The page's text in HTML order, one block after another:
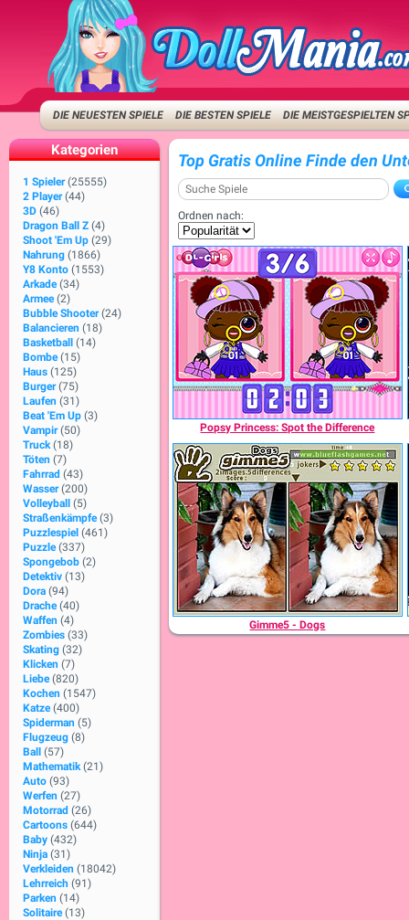
DIE NEUESTEN SPIELE DIE BESTEN SPIELE DIE MEISTGESPIELTEN
Kategorien
1 Spieler (25555)
2 Player (44)
3D (46)
Dragon Ball Z (4)
Shoot 'Em Up (29)
Nahrung (1866)
Y8 Konto (1553)
Arkade (34)
Armee (2)
Bubble Shooter (24)
Balancieren (18)
Basketball
(14)
Bombe (15)
Haus (125)
Burger (75)
Laufen (31)
Beat 'Em Up (3)
Vampir (50)
Truck (18)
Töten (7)
Fahrrad (43)
Wasser (200)
Volleyball
(5)
Straßenkämpfe (3)
Puzzlespiel (461)
Puzzle (337)
Spongebob (2)
Detektiv (13)
Dora (94)
Drache (40)
Waffen (4)
Zombies (33)
Skating (32)
Klicken (7)
Liebe (820)
Kochen (1547)
Katze (400)
Spiderman (5)
Flugzeug (8)
Ball
(57)
Mathematik (21)
Auto (93)
Werfen (27)
Motorrad (26)
Cartoons (644)
Baby (432)
Ninja (31)
Verkleiden (18042)
Lehrreich (91)
Parken (14)
Solitaire (13)
Top Gratis Online Finde den
Ordnen nach:
Popsy Princess: Spot the Difference
Gimme5 - Dogs